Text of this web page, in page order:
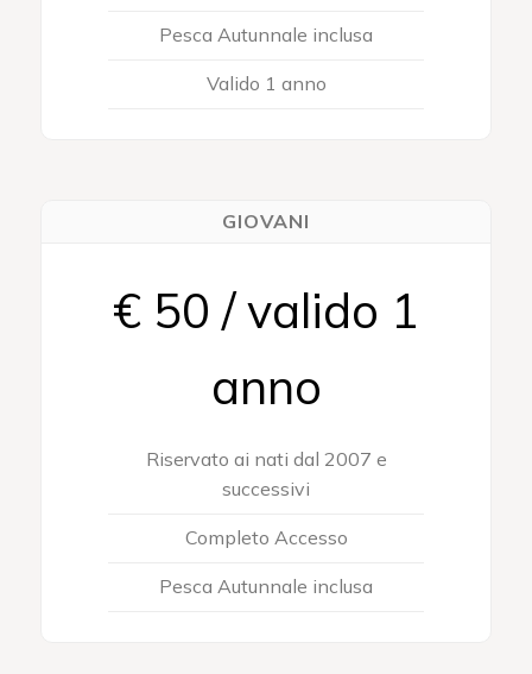
Pesca Autunnale inclusa
Valido 1 anno
GIOVANI
€ 50 / valido 1
anno
Riservato ai nati dal 2007 e
successivi
Completo Accesso
Pesca Autunnale inclusa